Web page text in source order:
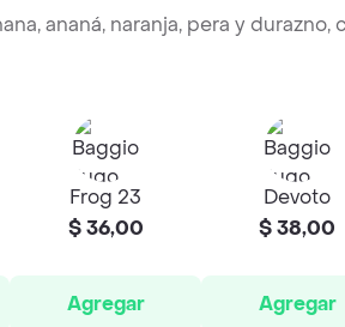
ananá, naranja, pera y durazno,
Frog 23
$ 36,00
Agregar
Devoto
$ 38,00
Agregar